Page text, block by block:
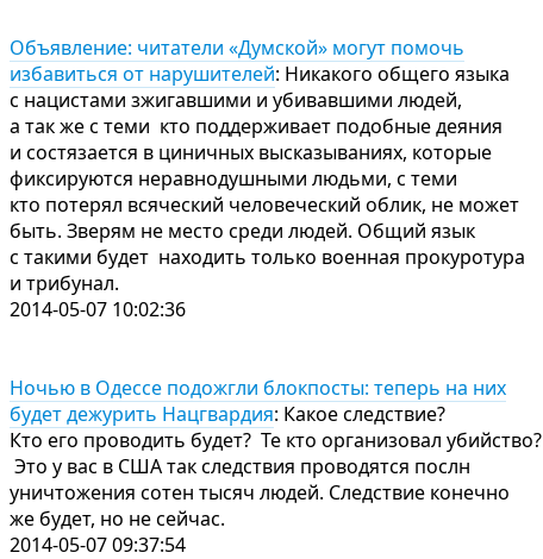
Объявление: читатели «Думской» могут помочь
избавиться от нарушителей: Никакого общего языка
с нацистами зжигавшими и убивавшими людей,
а так же с теми кто поддерживает подобные деяния
и состязается в циничных высказываниях, которые
фиксируются неравнодушными людьми, с теми
кто потерял всяческий человеческий облик, не может
быть. Зверям не место среди людей. Общий язык
с такими будет находить только военная прокуротура
и трибунал.
2014-05-07 10:02:36
Ночью в Одессе подожгли блокпосты: теперь на них
будет дежурить Нацгвардия: Какое следствие?
Кто его проводить будет? Те кто организовал убийство?
Это у вас в США так следствия проводятся послн
уничтожения сотен тысяч людей. Следствие конечно
же будет, но не сейчас.
2014-05-07 09:37:54